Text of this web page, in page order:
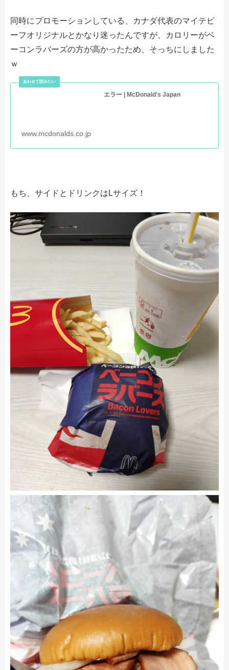
同時にプロモーションしている、カナダ代表のマイテビ
ーフオリジナルとかなり迷ったんですが、カロリーがベ
ーコンラバーズの方が高かったため、そっちにしました
ｗ
エラー | McDonald's Japan
www.mcdonalds.co.jp
もち、サイドとドリンクはLサイズ！